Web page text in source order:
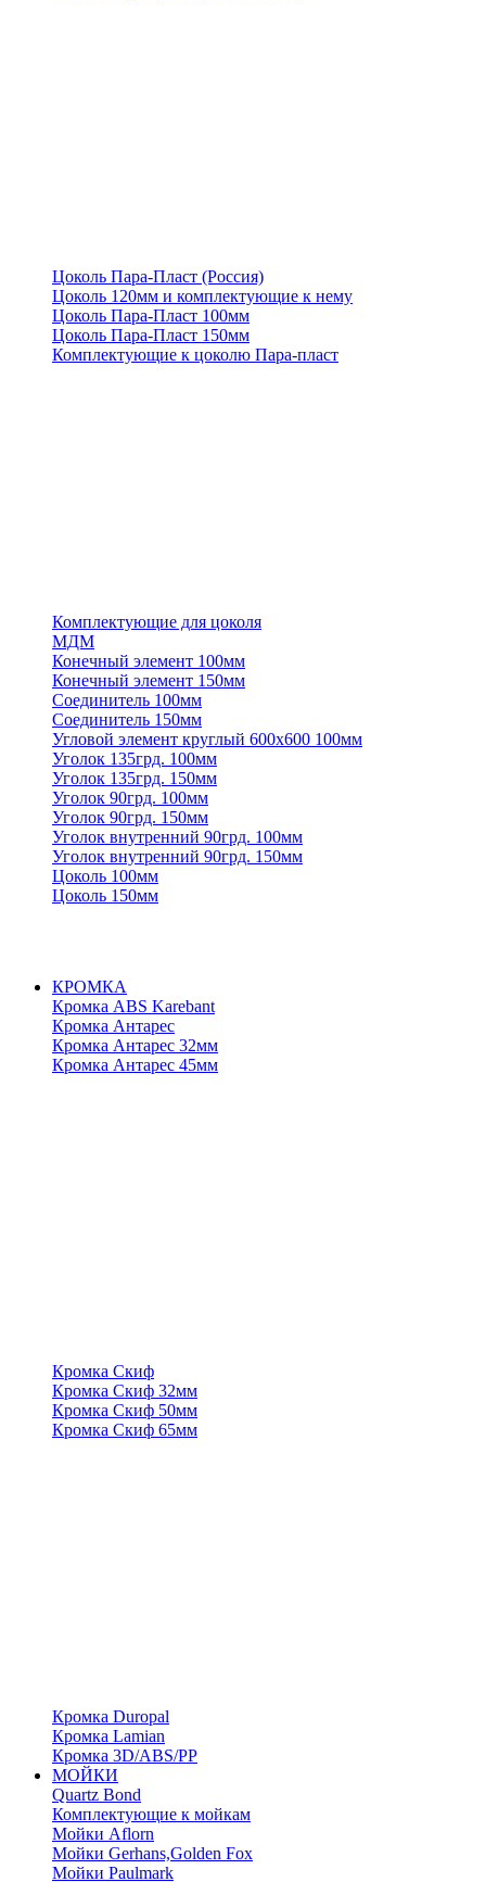
Цоколь Пара-Пласт (Россия)
Цоколь 120мм и комплектующие к нему
Цоколь Пара-Пласт 100мм
Цоколь Пара-Пласт 150мм
Комплектующие к цоколю Пара-пласт
Комплектующие для цоколя
МДМ
Конечный элемент 100мм
Конечный элемент 150мм
Соединитель 100мм
Соединитель 150мм
Угловой элемент круглый 600х600 100мм
Уголок 135грд. 100мм
Уголок 135грд. 150мм
Уголок 90грд. 100мм
Уголок 90грд. 150мм
Уголок внутренний 90грд. 100мм
Уголок внутренний 90грд. 150мм
Цоколь 100мм
Цоколь 150мм
КРОМКА
Кромка ABS Karebant
Кромка Антарес
Кромка Антарес 32мм
Кромка Антарес 45мм
Кромка Скиф
Кромка Скиф 32мм
Кромка Скиф 50мм
Кромка Скиф 65мм
Кромка Duropal
Кромка Lamian
Кромка 3D/ABS/PP
МОЙКИ
Quartz Bond
Комплектующие к мойкам
Мойки Aflorn
Мойки Gerhans,Golden Fox
Мойки Paulmark